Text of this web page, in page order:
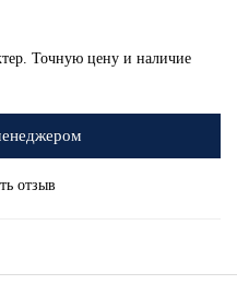
Точную цену и наличие
отзыв